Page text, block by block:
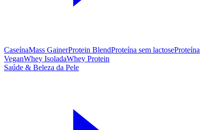
CaseínaMass GainerProtein BlendProteína sem lactoseProteína
VeganWhey IsoladaWhey Protein
Saúde & Beleza da Pele